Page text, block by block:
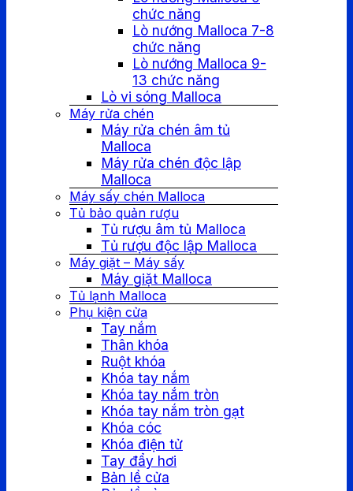
chức năng
Lò nướng Malloca 7-8
chức năng
Lò nướng Malloca 9-
13 chức năng
Lò vi sóng Malloca
Máy rửa chén
Máy rửa chén âm tủ
Malloca
Máy rửa chén độc lập
Malloca
Máy sấy chén Malloca
Tủ bảo quản rượu
Tủ rượu âm tủ Malloca
Tủ rượu độc lập Malloca
Máy giặt – Máy sấy
Máy giặt Malloca
Tủ lạnh Malloca
Phụ kiện cửa
Tay nắm
Thân khóa
Ruột khóa
Khóa tay nắm
Khóa tay nắm tròn
Khóa tay nắm tròn gạt
Khóa cóc
Khóa điện tử
Tay đẩy hơi
Bản lề cửa